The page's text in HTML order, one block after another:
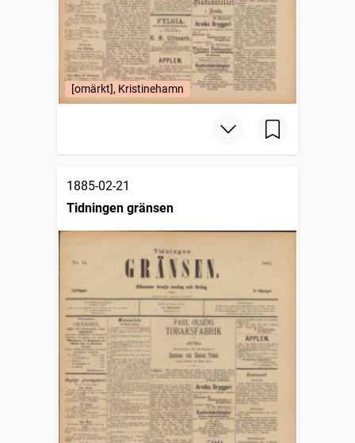
[omärkt], Kristinehamn
1885-02-21
Tidningen gränsen